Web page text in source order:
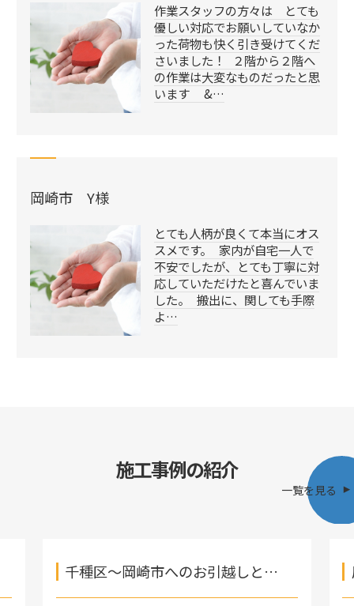
作業スタッフの方々は とても
優しい対応でお願いしていなか
った荷物も快く引き受けてくだ
さいました！ ２階から２階へ
の作業は大変なものだったと思
います &…
岡崎市 Y様
とても人柄が良くて本当にオス
スメです。 家内が自宅一人で
不安でしたが、とても丁寧に対
応していただけたと喜んでいま
した。 搬出に、関しても手際
よ…
施工事例の紹介
一覧を見る
千種区～岡崎市へのお引越しと…